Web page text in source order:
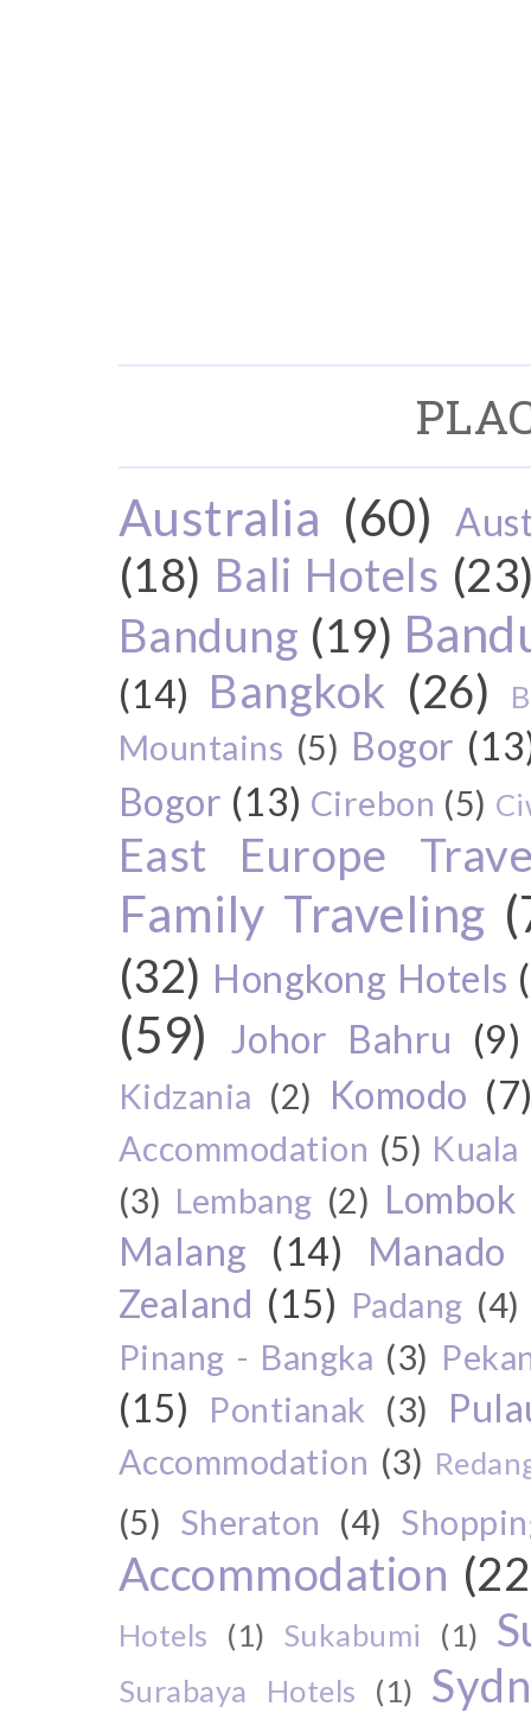
Australia (60)
(18) Bali Hotels
Bandung (19)
(14) Bangkok (26)
Mountains (5) Bogor
Bogor (13) Cirebon (5)
East Europe
Family Traveling
(32) Hongkong Hotels
(59) Johor Bahru (9)
Kidzania (2) Komodo
Accommodation (5)
(3) Lembang (2) Lombok
Malang
(14) Manado
Zealand (15) Padang (4)
Pinang - Bangka (3)
(15) Pontianak (3)
Accommodation (3)
(5) Sheraton (4)
Accommodation
Hotels (1) Sukabumi (1)
Surabaya Hotels (1)